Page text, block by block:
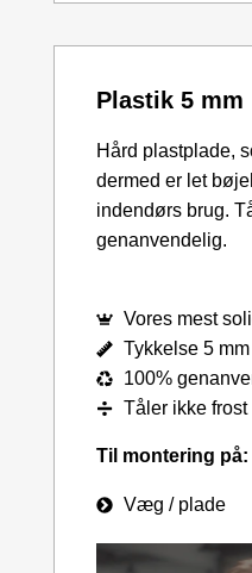
Plastik 5 mm
Hård plastplade,
dermed er let
indendørs brug.
genanvendelig.
Vores mest
Tykkelse 5 mm
100%
Tåler ikke frost
Til montering på:
Væg / plade